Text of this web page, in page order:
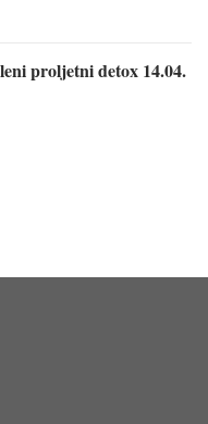
proljetni detox 14.04.